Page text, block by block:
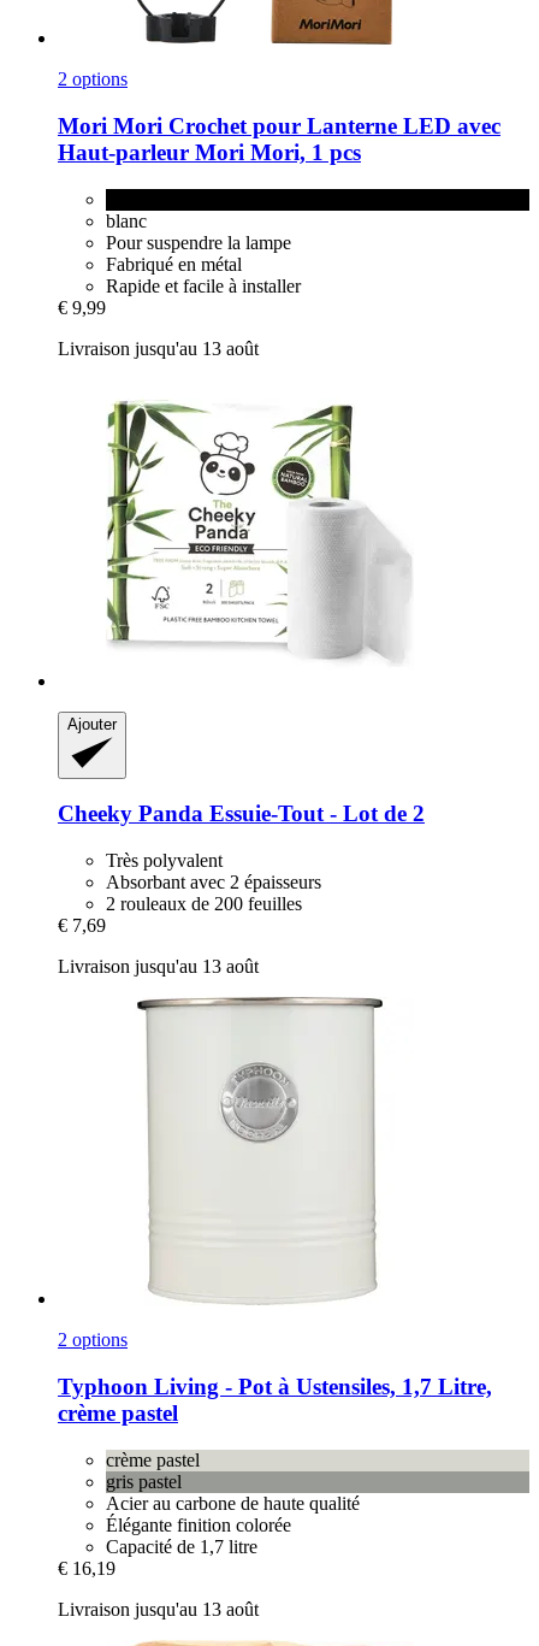
2 options
Mori Mori Crochet pour Lanterne LED avec
Haut-​parleur Mori Mori, 1 pcs
blanc
Pour suspendre la lampe
Fabriqué en métal
Rapide et facile à installer
€ 9,99
Livraison jusqu'au 13 août
Ajouter
Cheeky Panda Essuie-​Tout -​ Lot de 2
Très polyvalent
Absorbant avec 2 épaisseurs
2 rouleaux de 200 feuilles
€ 7,69
Livraison jusqu'au 13 août
2 options
Typhoon Living -​ Pot à Ustensiles, 1,7 Litre,
crème pastel
crème pastel
gris pastel
Acier au carbone de haute qualité
Élégante finition colorée
Capacité de 1,7 litre
€ 16,19
Livraison jusqu'au 13 août